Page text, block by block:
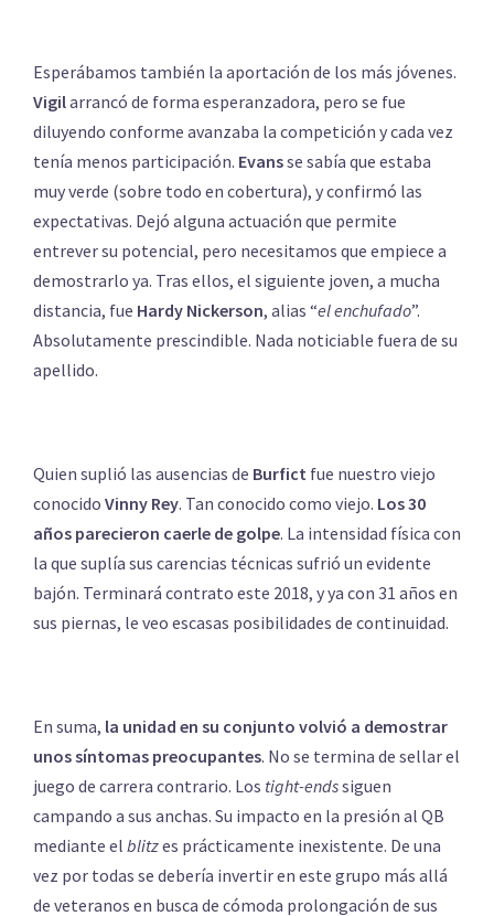
Esperábamos también la aportación de los más jóvenes.
Vigilarrancó de forma esperanzadora, pero se fue
diluyendo conforme avanzaba la competición y cada vez
tenía menos participación. Evansse sabía que estaba
muy verde (sobre todo en cobertura), y confirmó las
expectativas. Dejó alguna actuación que permite
entrever su potencial, pero necesitamos que empiece a
demostrarlo ya. Tras ellos, el siguiente joven, a mucha
distancia, fue Hardy Nickerson, alias “el enchufado”.
Absolutamente prescindible. Nada noticiable fuera de su
apellido.
Quien suplió las ausencias de Burfict fue nuestro viejo
conocido Vinny Rey. Tan conocido como viejo. Los 30
años parecieron caerle de golpe. La intensidad física con
la que suplía sus carencias técnicas sufrió un evidente
bajón. Terminará contrato este 2018, y ya con 31 años en
sus piernas, le veo escasas posibilidades de continuidad.
En suma, la unidad en su conjunto volvió a demostrar
unos síntomas preocupantes. No se termina de sellar el
juego de carrera contrario. Los tight-endssiguen
campando a sus anchas. Su impacto en la presión al QB
mediante el blitzes prácticamente inexistente. De una
vez por todas se debería invertir en este grupo más allá
de veteranos en busca de cómoda prolongación de sus